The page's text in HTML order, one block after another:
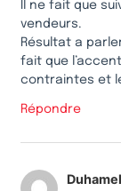
Il ne fait que
vendeurs.
Résultat a
fait que
contraintes et
Répondre
Duhamel